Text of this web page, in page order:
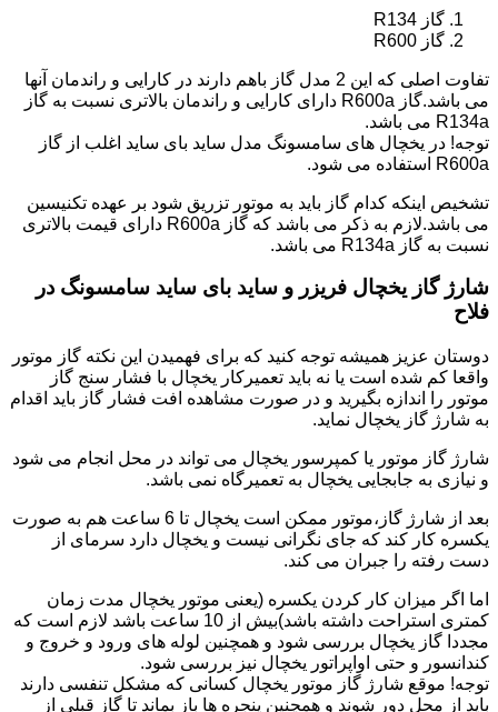
گاز R134
گاز R600
تفاوت اصلی که این 2 مدل گاز باهم دارند در کارایی و راندمان آنها
می باشد.گاز R600a دارای کارایی و راندمان بالاتری نسبت به گاز
R134a می باشد.
توجه! در یخچال های سامسونگ مدل ساید بای ساید اغلب از گاز
R600a استفاده می شود.
تشخیص اینکه کدام گاز باید به موتور تزریق شود بر عهده تکنیسین
می باشد.لازم به ذکر می باشد که گاز R600a دارای قیمت بالاتری
نسبت به گاز R134a می باشد.
شارژ گاز یخچال فریزر و ساید بای ساید سامسونگ در
فلاح
دوستان عزیز همیشه توجه کنید که برای فهمیدن این نکته گاز موتور
واقعا کم شده است یا نه باید تعمیرکار یخچال با فشار سنج گاز
موتور را اندازه بگیرید و در صورت مشاهده افت فشار گاز باید اقدام
به شارژ گاز یخچال نماید.
شارژ گاز موتور یا کمپرسور یخچال می تواند در محل انجام می شود
و نیازی به جابجایی یخچال به تعمیرگاه نمی باشد.
بعد از شارژ گاز،موتور ممکن است یخچال تا 6 ساعت هم به صورت
یکسره کار کند که جای نگرانی نیست و یخچال دارد سرمای از
دست رفته را جبران می کند.
اما اگر میزان کار کردن یکسره (یعنی موتور یخچال مدت زمان
کمتری استراحت داشته باشد)بیش از 10 ساعت باشد لازم است که
مجددا گاز یخچال بررسی شود و همچنین لوله های ورود و خروج و
کندانسور و حتی اواپراتور یخچال نیز بررسی شود.
توجه! موقع شارژ گاز موتور یخچال کسانی که مشکل تنفسی دارند
باید از محل دور شوند و همچنین پنجره ها باز بماند تا گاز قبلی از